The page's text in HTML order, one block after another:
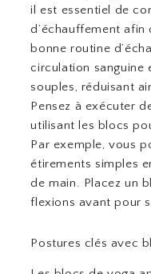
il est essentiel de
d’échauffement
bonne routine
circulation sanguine
souples, réduisant
Pensez à exécuter
utilisant les blocs
Par exemple, vous
étirements simples
de main. Placez un
flexions avant pour
Postures clés avec